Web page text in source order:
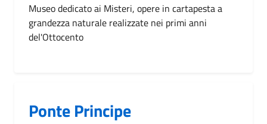
Museo dedicato ai Misteri, opere in cartapesta a
grandezza naturale realizzate nei primi anni
del'Ottocento
Ponte Principe